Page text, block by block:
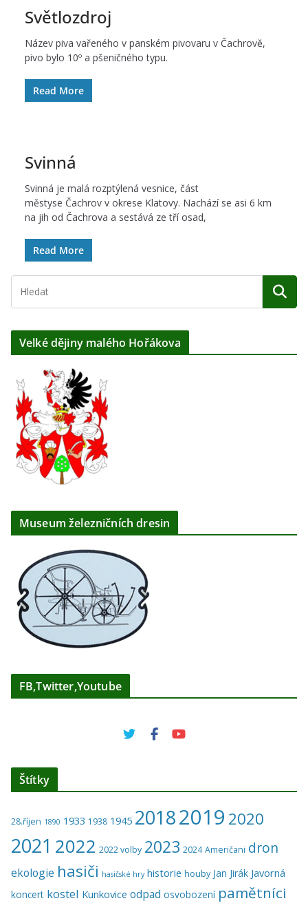
Světlozdroj
Název piva vařeného v panském pivovaru v Čachrově,
pivo bylo 10º a pšeničného typu.
Read More
Svinná
Svinná je malá rozptýlená vesnice, část
městyse Čachrov v okrese Klatovy. Nachází se asi 6 km
na jih od Čachrova a sestává ze tří osad,
Read More
Velké dějiny malého Hořákova
Museum železničních dresin
FB,Twitter,Youtube
Štítky
28.říjen 1890 1933 1938 1945 20182019 2020
2021 2022 2022 volby 2023 2024 Američani dron
ekologie hasiči hasičské hry historie houby Jan Jirák Javorná
koncert kostel Kunkovice odpad osvobození pamětníci